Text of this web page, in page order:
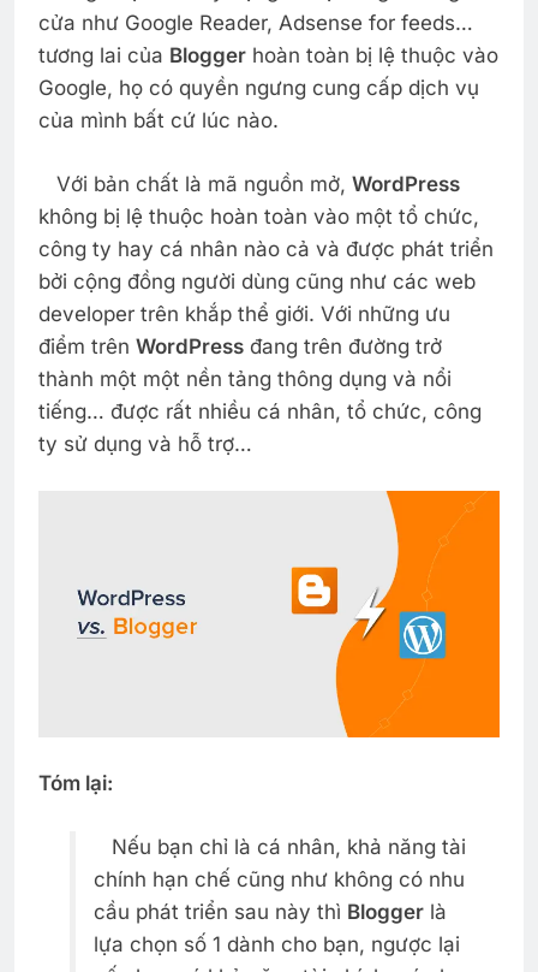
cửa như Google Reader, Adsense for feeds…
tương lai của Blogger hoàn toàn bị lệ thuộc vào
Google, họ có quyền ngưng cung cấp dịch vụ
của mình bất cứ lúc nào.
Với bản chất là mã nguồn mở, WordPress
không bị lệ thuộc hoàn toàn vào một tổ chức,
công ty hay cá nhân nào cả và được phát triển
bởi cộng đồng người dùng cũng như các web
developer trên khắp thể giới. Với những ưu
điểm trên WordPress đang trên đường trở
thành một một nền tảng thông dụng và nổi
tiếng… được rất nhiều cá nhân, tổ chức, công
ty sử dụng và hỗ trợ…
Tóm lại:
Nếu bạn chỉ là cá nhân, khả năng tài
chính hạn chế cũng như không có nhu
cầu phát triển sau này thì Bloggerlà
lựa chọn số 1 dành cho bạn, ngược lại